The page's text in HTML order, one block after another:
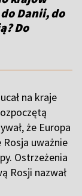
Danii, do
Do
na kraje
że Europa
Rosja uważnie
Ostrzeżenia
Rosji nazwał